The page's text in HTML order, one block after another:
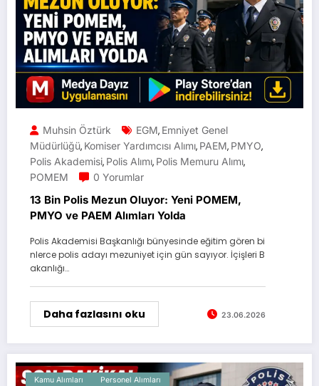
Muhsin Öztürk EGM, Emniyet Genel
Müdürlüğü, Komiser Yardımcısı Alımı, PAEM, PMYO,
Polis Akademisi, Polis Alımı, Polis Memuru Alımı,
POMEM
0 Yorumlar
13 Bin Polis Mezun Oluyor: Yeni POMEM,
PMYO ve PAEM Alımları Yolda
Polis Akademisi Başkanlığı bünyesinde eğitim gören bi
nlerce polis adayı mezuniyet için gün sayıyor. İçişleri B
akanlığı…
Daha fazlasını oku 23.06.2026
Kamu Alımları Personel Alımları